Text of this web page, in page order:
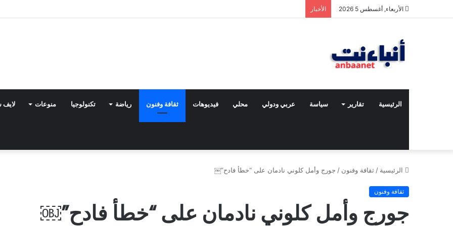
الأربعاء, أغسطس 5 2026 الأخبار
الرئيسية تقارير سياسة عربي ودولي محلي فيديوهات ثقافة وفنون رياضة تكنولوجيا منوعات لايف
الرئيسية / ثقافة وفنون / جورج وأمل كلوني نادمان على “خطأ فادح”￼
ثقافة وفنون
جورج وأمل كلوني نادمان على “خطأ فادح”￼